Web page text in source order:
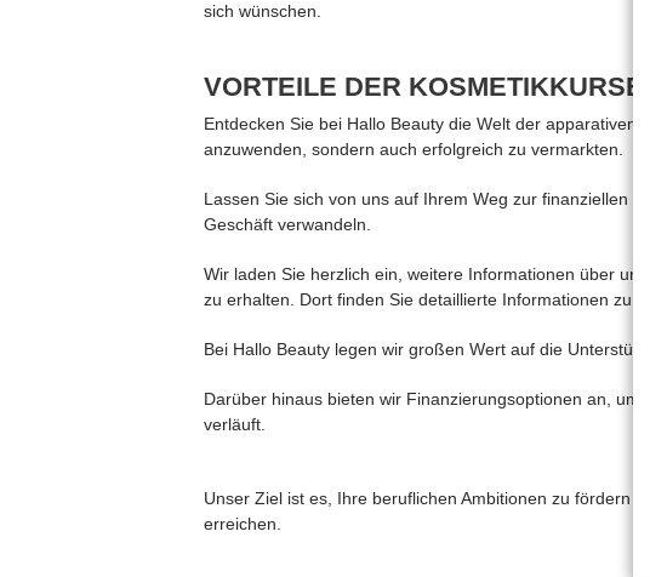
sich wünschen.
VORTEILE DER
Entdecken Sie bei Hallo Beauty die Welt der
anzuwenden, sondern auch erfolgreich zu vermarkten.
Lassen Sie sich von uns auf Ihrem Weg zur finanziellen
Geschäft verwandeln.
Wir laden Sie herzlich ein, weitere Informationen über
zu erhalten. Dort finden Sie detaillierte Informationen zu
Bei Hallo Beauty legen wir großen Wert auf die
Darüber hinaus bieten wir Finanzierungsoptionen an,
verläuft.
Unser Ziel ist es, Ihre beruflichen Ambitionen zu fördern
erreichen.
1